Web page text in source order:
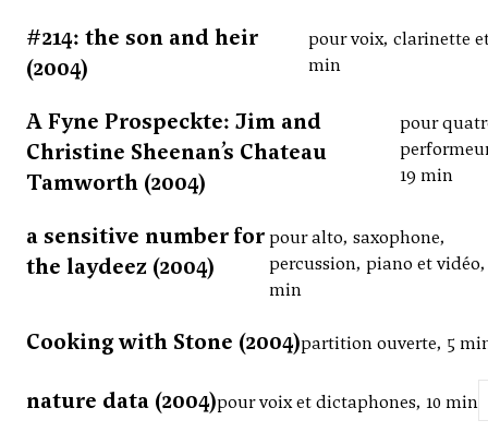
#214: the son and heir
(2004)
pour voix, clarinette
min
A Fyne Prospeckte: Jim and
Christine Sheenan’s Chateau
Tamworth (2004)
pour
19 min
a sensitive number for
the laydeez (2004)
pour alto, saxophone,
percussion, piano et vidéo,
min
Cooking with Stone (2004)partition ouverte, 5
nature data (2004)pour voix et dictaphones, 10 min